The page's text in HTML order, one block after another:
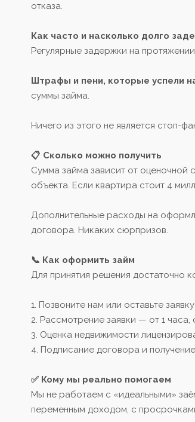
отказа.
Как часто и насколько долго
Регулярные задержки на
Штрафы и пени, которые успели
суммы займа.
Ничего из этого не является стоп-
📋 Сколько можно получить
Сумма займа зависит от оценочной
объекта. Если квартира стоит 4
Дополнительные расходы на
договора. Никаких сюрпризов.
📞 Как оформить займ
Для принятия решения достаточно
1. Позвоните нам или оставьте
2. Рассмотрение заявки — от 1
3. Оценка недвижимости
4. Подписание договора и
✅ Кому мы реально помогаем
Мы не работаем с «идеальными»
переменным доходом, с